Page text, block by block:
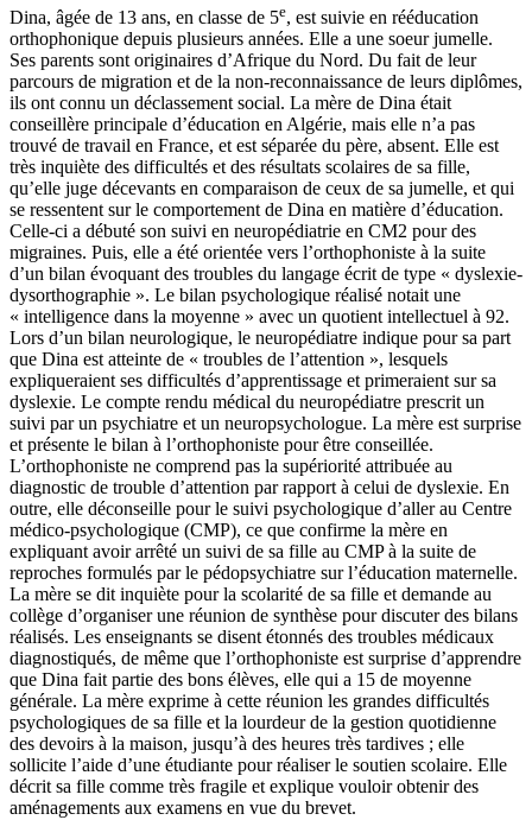
Dina, âgée de 13 ans, en classe de 5e, est suivie en rééducation
orthophonique depuis plusieurs années. Elle a une soeur jumelle.
Ses parents sont originaires d’Afrique du Nord. Du fait de leur
parcours de migration et de la non-reconnaissance de leurs diplômes,
ils ont connu un déclassement social. La mère de Dina était
conseillère principale d’éducation en Algérie, mais elle n’a pas
trouvé de travail en France, et est séparée du père, absent. Elle est
très inquiète des difficultés et des résultats scolaires de sa fille,
qu’elle juge décevants en comparaison de ceux de sa jumelle, et qui
se ressentent sur le comportement de Dina en matière d’éducation.
Celle-ci a débuté son suivi en neuropédiatrie en CM2 pour des
migraines. Puis, elle a été orientée vers l’orthophoniste à la suite
d’un bilan évoquant des troubles du langage écrit de type « dyslexie-
dysorthographie ». Le bilan psychologique réalisé notait une
« intelligence dans la moyenne » avec un quotient intellectuel à 92.
Lors d’un bilan neurologique, le neuropédiatre indique pour sa part
que Dina est atteinte de « troubles de l’attention », lesquels
expliqueraient ses difficultés d’apprentissage et primeraient sur sa
dyslexie. Le compte rendu médical du neuropédiatre prescrit un
suivi par un psychiatre et un neuropsychologue. La mère est surprise
et présente le bilan à l’orthophoniste pour être conseillée.
L’orthophoniste ne comprend pas la supériorité attribuée au
diagnostic de trouble d’attention par rapport à celui de dyslexie. En
outre, elle déconseille pour le suivi psychologique d’aller au Centre
médico-psychologique (CMP), ce que confirme la mère en
expliquant avoir arrêté un suivi de sa fille au CMP à la suite de
reproches formulés par le pédopsychiatre sur l’éducation maternelle.
La mère se dit inquiète pour la scolarité de sa fille et demande au
collège d’organiser une réunion de synthèse pour discuter des bilans
réalisés. Les enseignants se disent étonnés des troubles médicaux
diagnostiqués, de même que l’orthophoniste est surprise d’apprendre
que Dina fait partie des bons élèves, elle qui a 15 de moyenne
générale. La mère exprime à cette réunion les grandes difficultés
psychologiques de sa fille et la lourdeur de la gestion quotidienne
des devoirs à la maison, jusqu’à des heures très tardives ; elle
sollicite l’aide d’une étudiante pour réaliser le soutien scolaire. Elle
décrit sa fille comme très fragile et explique vouloir obtenir des
aménagements aux examens en vue du brevet.